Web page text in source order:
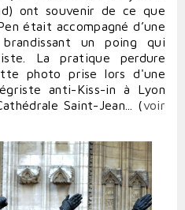
ont souvenir de ce que
était accompagné d’une
un poing qui
La pratique perdure
photo prise lors d'une
anti-Kiss-in à Lyon
Saint-Jean... (voir